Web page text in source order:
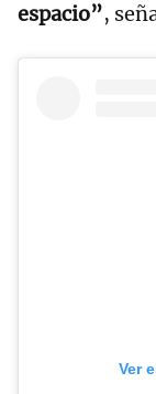
espacio”,
Ver